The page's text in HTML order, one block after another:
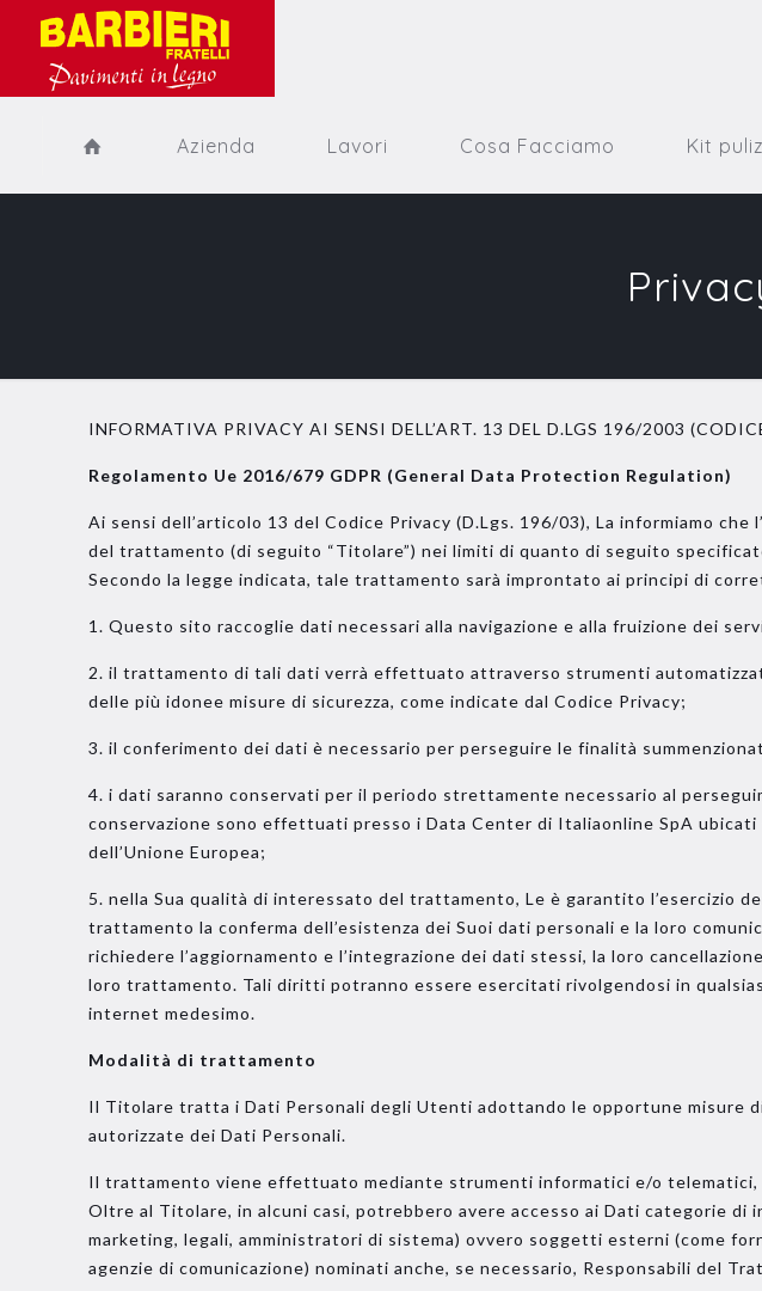
Azienda Lavori Cosa Facciamo Kit
INFORMATIVA PRIVACY AI SENSI DELL’ART. 13 DEL D.LGS 196/2003
Regolamento Ue 2016/679 GDPR (General Data Protection Regulation)
Ai sensi dell’articolo 13 del Codice Privacy (D.Lgs. 196/03), La informiamo
del trattamento (di seguito “Titolare”) nei limiti di quanto di seguito
Secondo la legge indicata, tale trattamento sarà improntato ai principi di
1. Questo sito raccoglie dati necessari alla navigazione e alla fruizione dei
2. il trattamento di tali dati verrà effettuato attraverso strumenti
delle più idonee misure di sicurezza, come indicate dal Codice Privacy;
3. il conferimento dei dati è necessario per perseguire le finalità
4. i dati saranno conservati per il periodo strettamente necessario al
conservazione sono effettuati presso i Data Center di Italiaonline SpA
dell’Unione Europea;
5. nella Sua qualità di interessato del trattamento, Le è garantito l’esercizio
trattamento la conferma dell’esistenza dei Suoi dati personali e la loro
richiedere l’aggiornamento e l’integrazione dei dati stessi, la loro
loro trattamento. Tali diritti potranno essere esercitati rivolgendosi in
internet medesimo.
Modalità di trattamento
Il Titolare tratta i Dati Personali degli Utenti adottando le opportune misure
autorizzate dei Dati Personali.
Il trattamento viene effettuato mediante strumenti informatici e/o
Oltre al Titolare, in alcuni casi, potrebbero avere accesso ai Dati categorie di
marketing, legali, amministratori di sistema) ovvero soggetti esterni (come
agenzie di comunicazione) nominati anche, se necessario, Responsabili del